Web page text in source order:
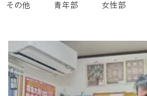
その他 青年部 女性部